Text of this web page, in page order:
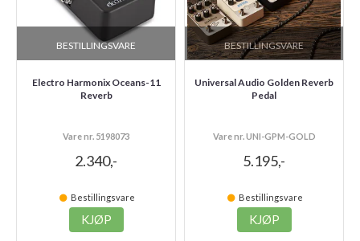
BESTILLINGSVARE
Electro Harmonix Oceans-11
Reverb
Vare nr. 5198073
2.340,-
Bestillingsvare
KJØP
BESTILLINGSVARE
Universal Audio Golden Reverb
Pedal
Vare nr. UNI-GPM-GOLD
5.195,-
Bestillingsvare
KJØP